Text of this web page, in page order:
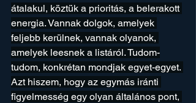
átalakul, köztük a prioritás, a belerakott
energia. Vannak dolgok, amelyek
feljebb kerülnek, vannak olyanok,
amelyek leesnek a listáról. Tudom-
tudom, konkrétan mondjak egyet-egyet.
Azt hiszem, hogy az egymás iránti
figyelmesség egy olyan általános pont,